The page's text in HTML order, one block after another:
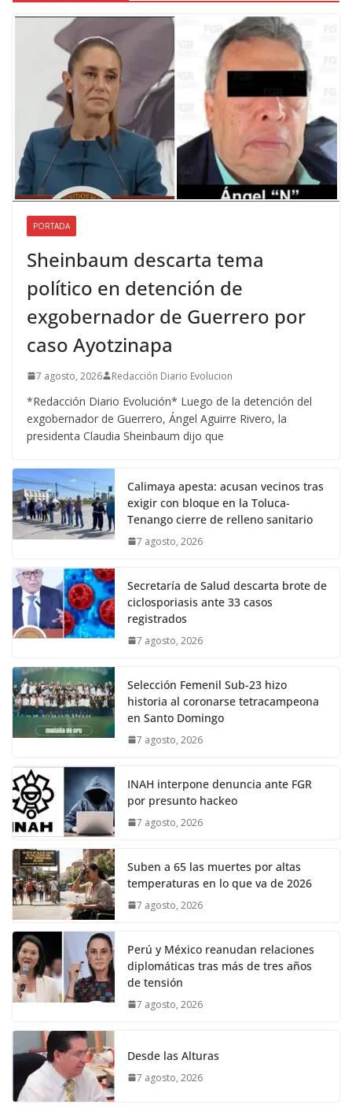
PORTADA
Sheinbaum descarta tema
político en detención de
exgobernador de Guerrero por
caso Ayotzinapa
7 agosto, 2026 Redacción Diario Evolucion
*Redacción Diario Evolución* Luego de la detención del
exgobernador de Guerrero, Ángel Aguirre Rivero, la
presidenta Claudia Sheinbaum dijo que
Calimaya apesta: acusan vecinos tras
exigir con bloque en la Toluca-
Tenango cierre de relleno sanitario
7 agosto, 2026
Secretaría de Salud descarta brote de
ciclosporiasis ante 33 casos
registrados
7 agosto, 2026
Selección Femenil Sub-23 hizo
historia al coronarse tetracampeona
en Santo Domingo
7 agosto, 2026
INAH interpone denuncia ante FGR
por presunto hackeo
7 agosto, 2026
Suben a 65 las muertes por altas
temperaturas en lo que va de 2026
7 agosto, 2026
Perú y México reanudan relaciones
diplomáticas tras más de tres años
de tensión
7 agosto, 2026
Desde las Alturas
7 agosto, 2026